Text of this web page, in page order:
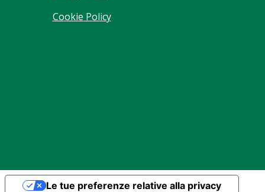
Cookie Policy
Le tue preferenze relative alla privacy